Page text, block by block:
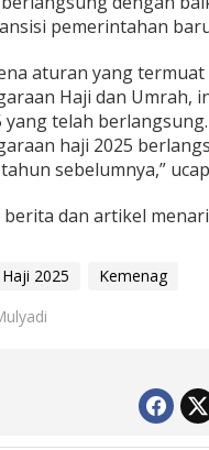
pemerintahan
aturan yang
Haji dan Umrah,
yang telah
haji 2025
sebelumnya,”
berita dan artikel
Haji 2025
Kemenag